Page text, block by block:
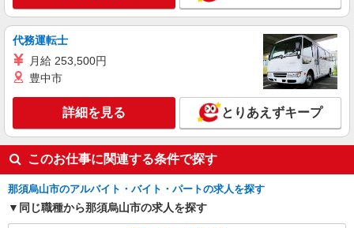
代務運転士
月給 253,500円
豊中市
詳細を見る とりあえずキープ
このお仕事に関連する条件で探す
那須烏山市のアルバイト・バイト・パートの求人を探す
同じ職種から那須烏山市の求人を探す